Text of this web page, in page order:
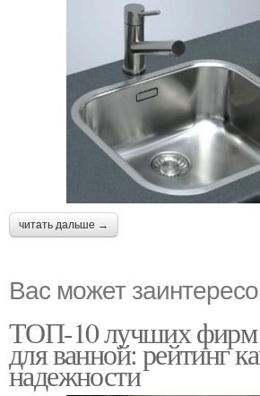
читать дальше →
Вас может
ТОП-10 лучших фирм
для ванной: рейтинг
надежности